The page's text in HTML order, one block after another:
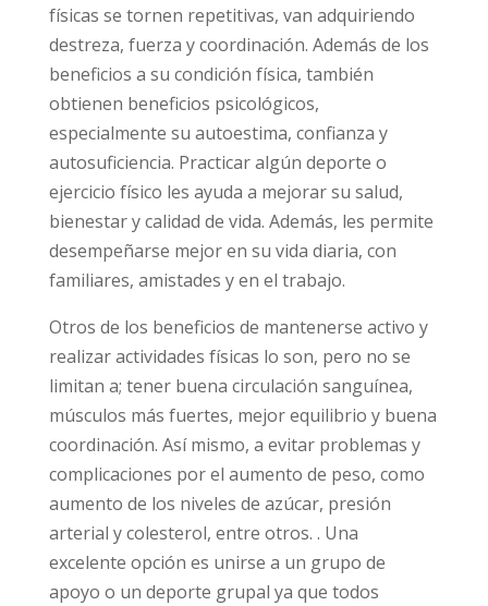
físicas se tornen repetitivas, van adquiriendo
destreza, fuerza y coordinación. Además de los
beneficios a su condición física, también
obtienen beneficios psicológicos,
especialmente su autoestima, confianza y
autosuficiencia. Practicar algún deporte o
ejercicio físico les ayuda a mejorar su salud,
bienestar y calidad de vida. Además, les permite
desempeñarse mejor en su vida diaria, con
familiares, amistades y en el trabajo.
Otros de los beneficios de mantenerse activo y
realizar actividades físicas lo son, pero no se
limitan a; tener buena circulación sanguínea,
músculos más fuertes, mejor equilibrio y buena
coordinación. Así mismo, a evitar problemas y
complicaciones por el aumento de peso, como
aumento de los niveles de azúcar, presión
arterial y colesterol, entre otros. . Una
excelente opción es unirse a un grupo de
apoyo o un deporte grupal ya que todos